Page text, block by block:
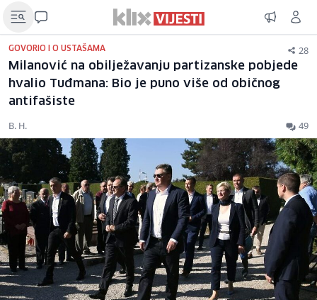
GOVORIO I O USTAŠAMA 28
Milanović na obilježavanju partizanske pobjede
hvalio Tuđmana: Bio je puno više od običnog
antifašiste
B. H. 49